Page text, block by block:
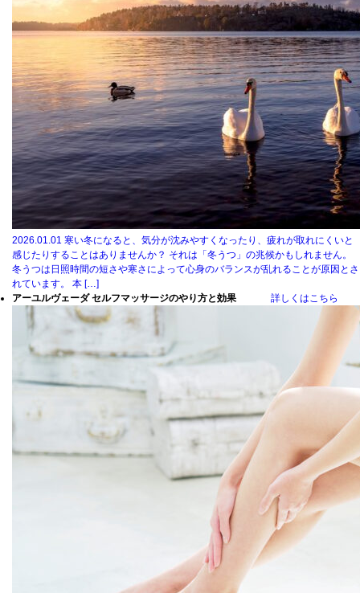
2026.01.01 寒い冬になると、気分が沈みやすくなったり、疲れが取れにくいと
感じたりすることはありませんか？ それは「冬うつ」の兆候かもしれません。
冬うつは日照時間の短さや寒さによって心身のバランスが乱れることが原因とさ
れています。 本 […]
アーユルヴェーダ セルフマッサージのやり方と効果
詳しくはこちら